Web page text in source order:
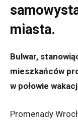
miasta.
Bulwar,
mieszkańców
w połowie
Promenady